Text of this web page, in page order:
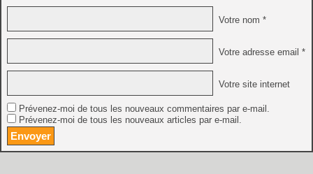
Votre nom *
Votre adresse email *
Votre site internet
Prévenez-moi de tous les nouveaux commentaires par e-mail.
Prévenez-moi de tous les nouveaux articles par e-mail.